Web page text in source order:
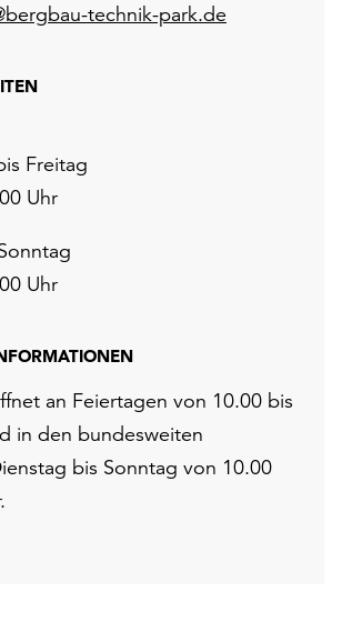
technik-park.de
Freitag
Uhr
Uhr
an Feiertagen von 10.00 bis
in den bundesweiten
bis Sonntag von 10.00